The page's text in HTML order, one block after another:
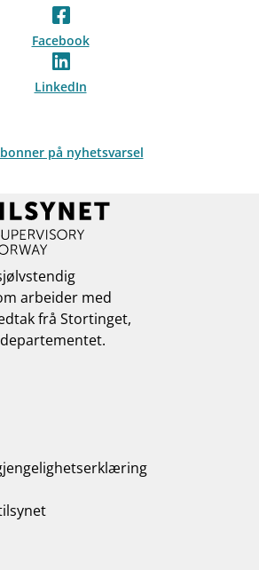
Facebook
LinkedIn
på nyhetsvarsel
arbeider med
frå Stortinget,